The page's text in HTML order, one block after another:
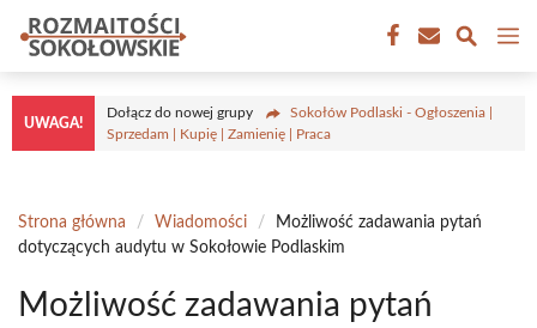
Przejdź
treści
UWAGA!
Dołącz do nowej grupy
Sokołów Podlaski - Ogłoszenia |
Sprzedam | Kupię | Zamienię | Praca
Strona główna / Wiadomości /
Możliwość zadawania pytań
dotyczących audytu w Sokołowie Podlaskim
Możliwość zadawania pytań